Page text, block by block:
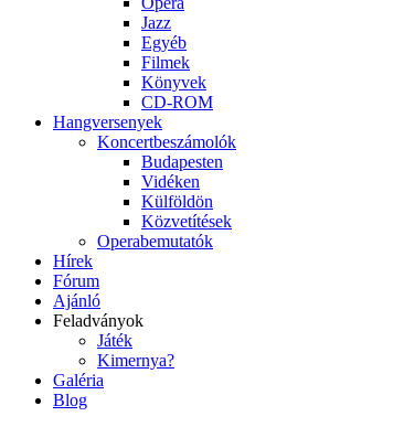
Jazz
Egyéb
Filmek
Könyvek
CD-ROM
Hangversenyek
Koncertbeszámolók
Budapesten
Vidéken
Külföldön
Közvetítések
Operabemutatók
Hírek
Fórum
Ajánló
Feladványok
Játék
Kimernya?
Galéria
Blog